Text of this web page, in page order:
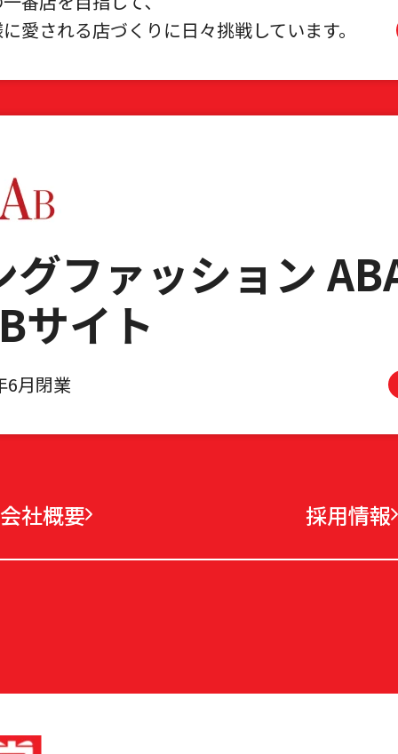
愛される店づくりに日々挑戦しています。
グファッション
サイト
月閉業
会社概要 採用情報